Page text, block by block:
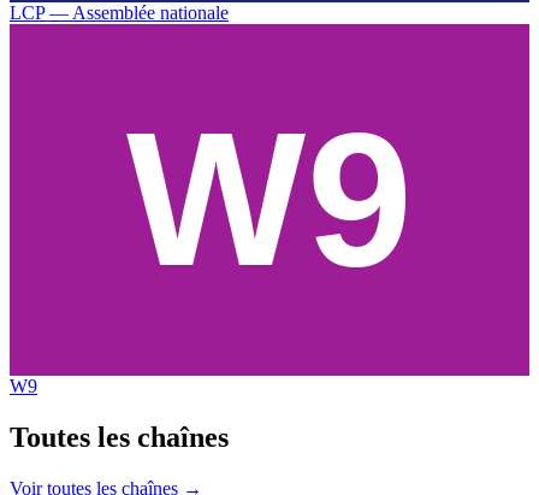
LCP — Assemblée nationale
W9
Toutes les chaînes
Voir toutes les chaînes →